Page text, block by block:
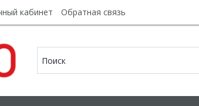
кабинет Обратная связь